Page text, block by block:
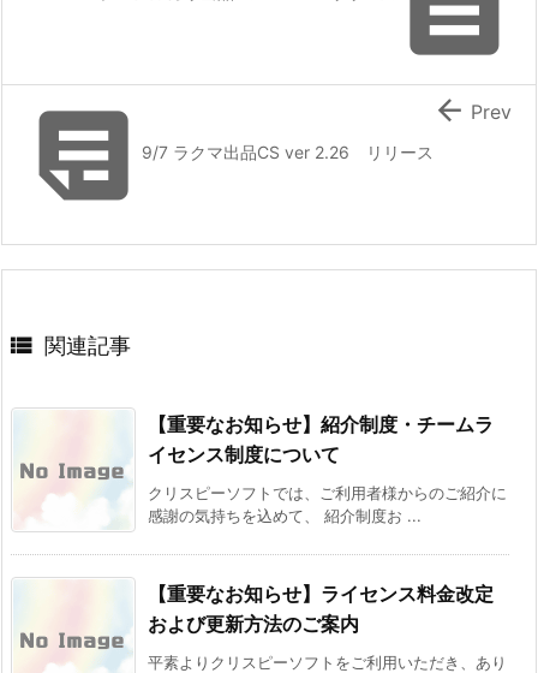
9/7 ラクマ出品CS ver 2.26 リリース
 Prev
 関連記事
【重要なお知らせ】紹介制度・チームラ
イセンス制度について
クリスピーソフトでは、ご利用者様からのご紹介に
感謝の気持ちを込めて、 紹介制度お ...
【重要なお知らせ】ライセンス料金改定
および更新方法のご案内
平素よりクリスピーソフトをご利用いただき、あり